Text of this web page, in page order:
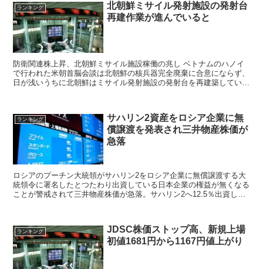
ランキング
北朝鮮ミサイル発射施設の発射台
再建作業が進んでいると
防衛関連株上昇、北朝鮮ミサイル施設稼働の兆し ベトナムのハノイ
で行われた米朝首脳会談は北朝鮮の核兵器完全廃棄に合意にならず、
日が浅いうちに北朝鮮はミサイル発射施設の発射台を再建築している
ランキング
サハリン2資産をロシア企業に無
償譲渡を発表され三井物産株価が
急落
ロシアのプーチン大統領がサハリン2をロシア企業に無償譲渡する大
統領令に署名したとつたわり出資している日本企業の権益が無くなる
ことが警戒されて三井物産株価が急落。サハリン2へ12.5％出資して
ランキング
JDSC株価ストップ高、新規上場
初値1681円から1167円値上がり